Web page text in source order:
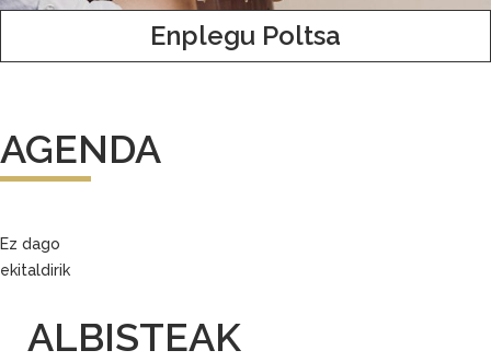
Enplegu Poltsa
AGENDA
Ez dago
ekitaldirik
ALBISTEAK